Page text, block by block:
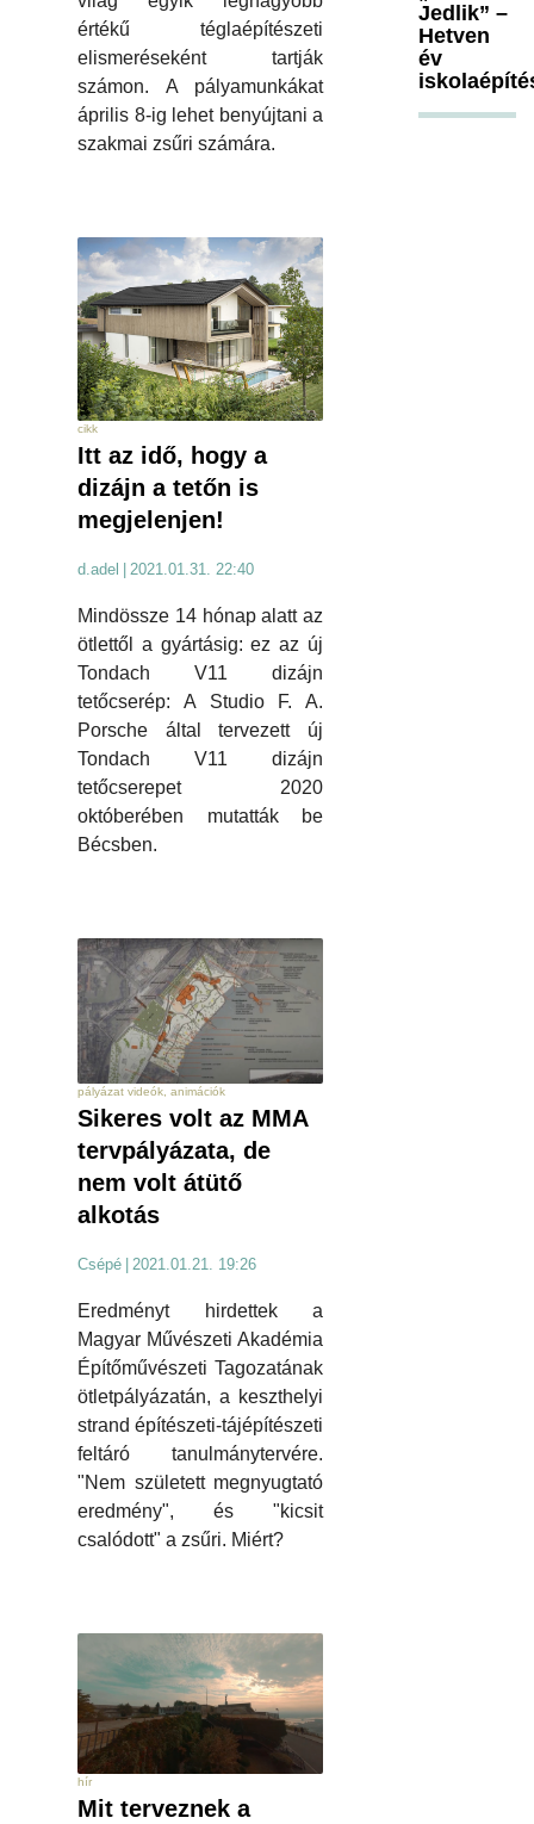
értékű téglaépítészeti
elismeréseként tartják
számon. A pályamunkákat
április 8-ig lehet benyújtani a
szakmai zsűri számára.
cikk
Itt az idő, hogy a
dizájn a tetőn is
megjelenjen!
d.adel 2021.01.31. 22:40
Mindössze 14 hónap alatt az
ötlettől a gyártásig: ez az új
Tondach V11 dizájn
tetőcserép: A Studio F. A.
Porsche által tervezett új
Tondach V11 dizájn
tetőcserepet 2020
októberében mutatták be
Bécsben.
pályázat videók, animációk
Sikeres volt az MMA
tervpályázata, de
nem volt átütő
alkotás
Csépé 2021.01.21. 19:26
Eredményt hirdettek a
Magyar Művészeti Akadémia
Építőművészeti Tagozatának
ötletpályázatán, a keszthelyi
strand építészeti-tájépítészeti
feltáró tanulmánytervére.
"Nem született megnyugtató
eredmény", és "kicsit
csalódott" a zsűri. Miért?
hír
Mit terveznek a
Jedlik” –
Hetven
év